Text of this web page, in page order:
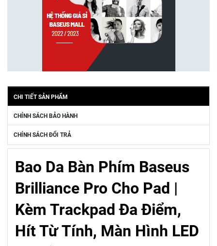
CHI TIẾT SẢN PHẨM
CHÍNH SÁCH BẢO HÀNH
CHÍNH SÁCH ĐỔI TRẢ
Bao Da Bàn Phím Baseus
Brilliance Pro Cho Pad |
Kèm Trackpad Đa Điểm,
Hít Từ Tính, Màn Hình LED